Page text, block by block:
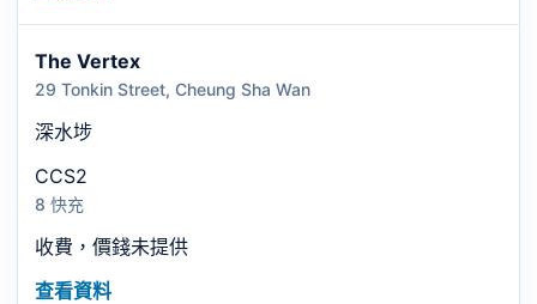
The Vertex
29 Tonkin Street, Cheung Sha Wan
深水埗
CCS2
8 快充
收費，價錢未提供
查看資料